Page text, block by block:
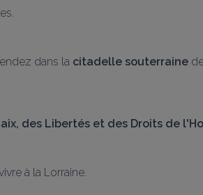
dans la citadelle souterraine
des Libertés et des Droits de
à la Lorraine.